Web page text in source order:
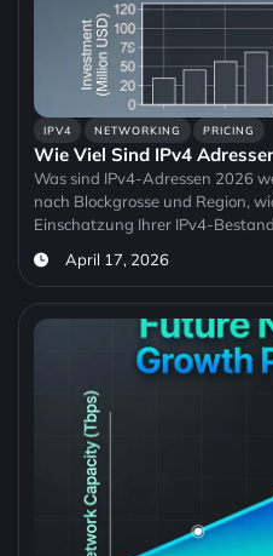
IPV4 NETWORKING PRICING
Wie Viel Sind IPv4
Was sind IPv4-Adressen 2026
nach Blockgrosse und Region,
Einschatzung Ihrer IPv4-
April 17, 2026